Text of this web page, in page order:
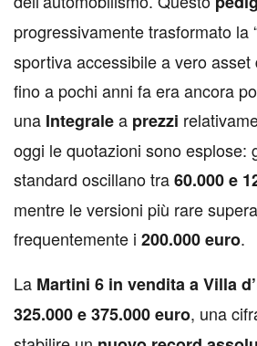
progressivamente trasformato la
sportiva accessibile a vero
fino a pochi anni fa era ancora
una Integralea prezzi
oggi le quotazioni sono esplose:
standard oscillano tra60.000 e
mentre le versioni più rare
frequentemente i 200.000 euro.
La Martini 6 in vendita a Villa
325.000 e 375.000 euro, una